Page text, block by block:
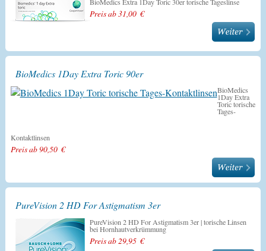
Preis ab 31,00 €
BioMedics 1Day Extra Toric 90er
BioMedics
1Day Extra
Toric torische
Tages-
Kontaktlinsen
Preis ab 90,50 €
PureVision 2 HD For Astigmatism 3er
PureVision 2 HD For Astigmatism 3er | torische Linsen
bei Hornhautverkrümmung
Preis ab 29,95 €